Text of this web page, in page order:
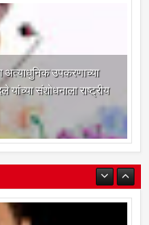
अत्याधुनिक उपकरणाच्या
संशोधनाला राष्ट्रीय